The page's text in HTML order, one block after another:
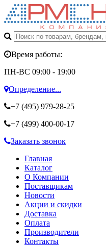
Время работы:
ПН-ВС 09:00 - 19:00
Определение...
+7 (495) 979-28-25
+7 (499) 400-00-17
Заказать звонок
Главная
Каталог
О Компании
Поставщикам
Новости
Акции и скидки
Доставка
Оплата
Производители
Контакты